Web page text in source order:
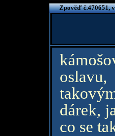
Zpověď č.470651,
dárek,
co se